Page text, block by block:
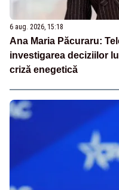
6 aug. 2026, 15:18
Ana Maria Păcuraru:
investigarea deciziilor
criză enegetică